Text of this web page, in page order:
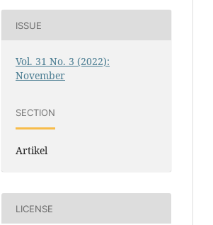
ISSUE
Vol. 31 No. 3 (2022):
November
SECTION
Artikel
LICENSE